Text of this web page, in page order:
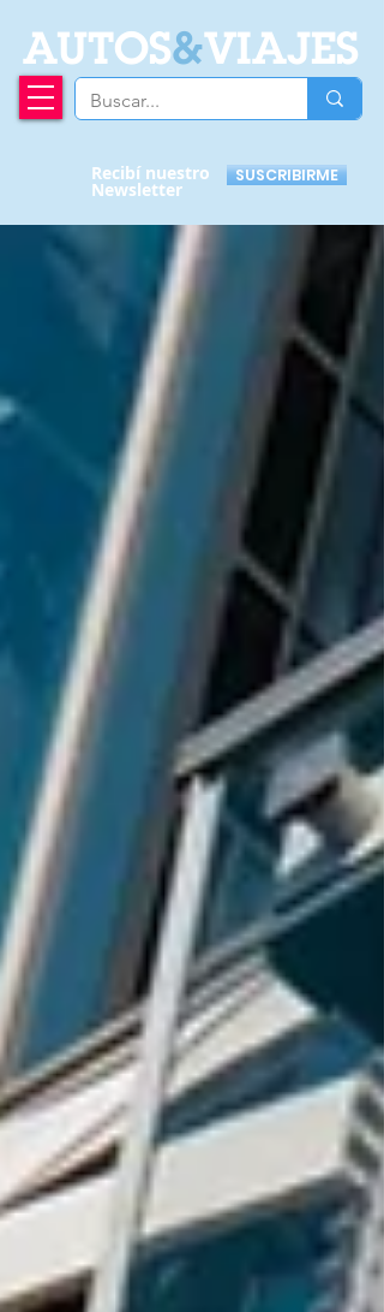
AUTOS&VIAJES
Recibí nuestro
Newsletter
SUSCRIBIRME